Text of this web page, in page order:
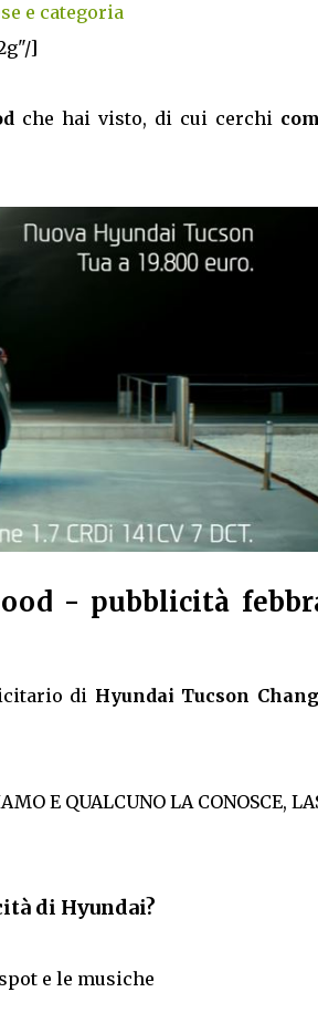
e categoria
]
che hai visto, di cui cerchi
- pubblicità
di Hyundai Tucson
E QUALCUNO LA CONOSCE,
di Hyundai?
e le musiche